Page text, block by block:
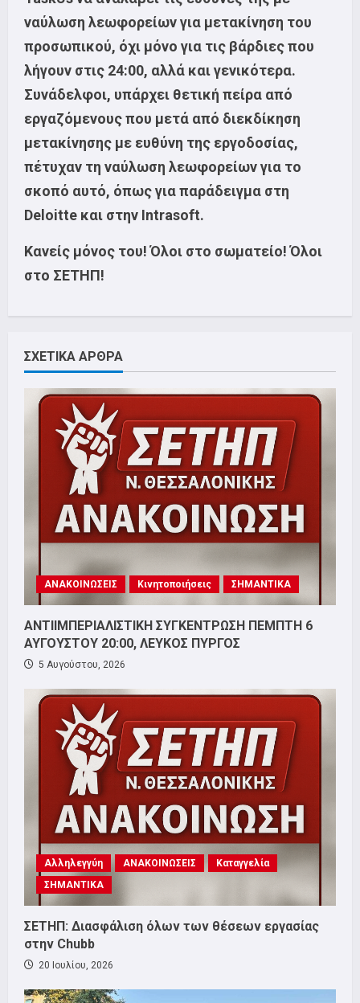
ναύλωση λεωφορείων για μετακίνηση του
προσωπικού, όχι μόνο για τις βάρδιες που
λήγουν στις 24:00, αλλά και γενικότερα.
Συνάδελφοι, υπάρχει θετική πείρα από
εργαζόμενους που μετά από διεκδίκηση
μετακίνησης με ευθύνη της εργοδοσίας,
πέτυχαν τη ναύλωση λεωφορείων για το
σκοπό αυτό, όπως για παράδειγμα στη
Deloitte και στην Intrasoft.
Κανείς μόνος του! Όλοι στο σωματείο! Όλοι
στο ΣΕΤΗΠ!
ΣΧΕΤΙΚΑ ΑΡΘΡΑ
ΑΝΑΚΟΙΝΩΣΕΙΣ Κινητοποιήσεις ΣΗΜΑΝΤΙΚΑ
ΑΝΤΙΙΜΠΕΡΙΑΛΙΣΤΙΚΗ ΣΥΓΚΕΝΤΡΩΣΗ ΠΕΜΠΤΗ 6
ΑΥΓΟΥΣΤΟΥ 20:00, ΛΕΥΚΟΣ ΠΥΡΓΟΣ
5 Αυγούστου, 2026
Αλληλεγγύη ΑΝΑΚΟΙΝΩΣΕΙΣ
Καταγγελία
ΣΗΜΑΝΤΙΚΑ
ΣΕΤΗΠ: Διασφάλιση όλων των θέσεων εργασίας
στην Chubb
20 Ιουλίου, 2026